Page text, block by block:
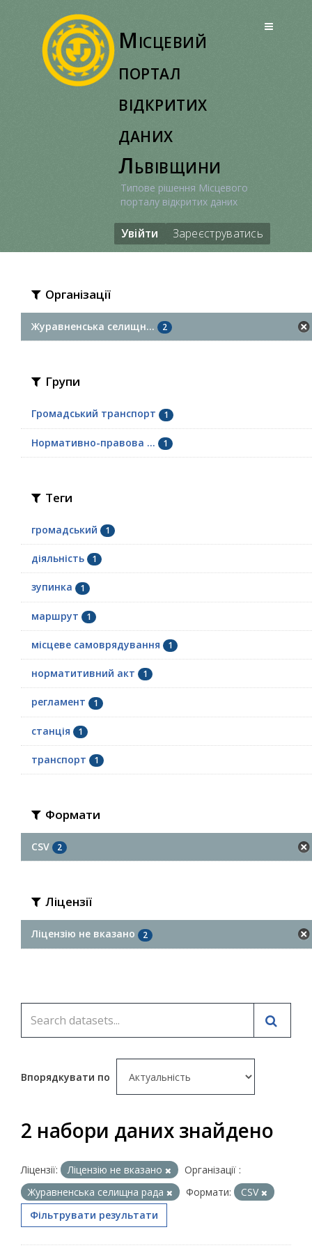
Місцевий
портал
відкритих
даних
Львівщини
Типове рішення Місцевого
порталу відкритих даних
Увійти Зареєструватись
Організації
Журавненська селищн... 2
Групи
Громадський транспорт 1
Нормативно-правова ... 1
Теги
громадський 1
діяльність 1
зупинка 1
маршрут 1
місцеве самоврядування 1
норматитивний акт 1
регламент 1
станція 1
транспорт 1
Формати
CSV 2
Ліцензії
Ліцензію не вказано 2
Впорядкувати по
2 набори даних знайдено
Ліцензії: Ліцензію не вказано
Організації :
Журавненська селищна рада
Формати:
CSV
Фільтрувати результати